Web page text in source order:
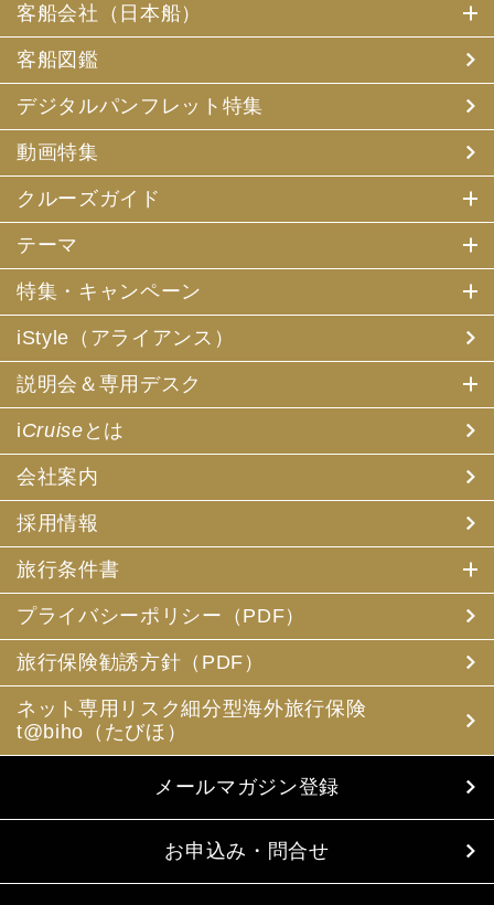
客船会社（日本船）
客船図鑑
デジタルパンフレット特集
動画特集
クルーズガイド
テーマ
特集・キャンペーン
iStyle（アライアンス）
説明会＆専用デスク
iCruise とは
会社案内
採用情報
旅行条件書
プライバシーポリシー（PDF）
旅行保険勧誘方針（PDF）
ネット専用リスク細分型海外旅行保険
t@biho（たびほ）
メールマガジン登録
お申込み・問合せ